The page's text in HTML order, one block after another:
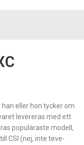
han eller hon tycker om
levereras med ett
populäraste modell,
CSI (nej, inte teve-